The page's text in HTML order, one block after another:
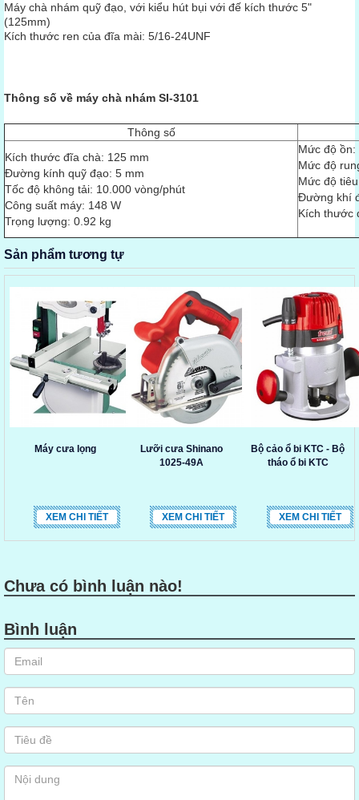
Máy chà nhám quỹ đạo, với kiểu hút bụi với đế kích thước 5"
(125mm)
Kích thước ren của đĩa mài: 5/16-24UNF
Thông số về máy chà nhám SI-3101
Thông số
Kích thước đĩa chà: 125 mm
Đường kính quỹ đạo: 5 mm
Tốc độ không tải: 10.000 vòng/phút
Công suất máy: 148 W
Trọng lượng: 0.92 kg
Mức độ ồn:
Mức độ
Mức độ
Đường khí
Kích thước
Sản phẩm tương tự
Máy cưa lọng
XEM CHI TIẾT
Lưỡi cưa Shinano
1025-49A
XEM CHI TIẾT
Bộ cảo ổ bi KTC - Bộ
tháo ổ bi KTC
XEM CHI TIẾT
Chưa có bình luận nào!
Bình luận